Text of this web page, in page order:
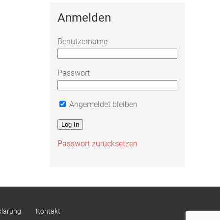
Anmelden
Benutzername
Passwort
Angemeldet bleiben
Passwort zurücksetzen
Kontakt